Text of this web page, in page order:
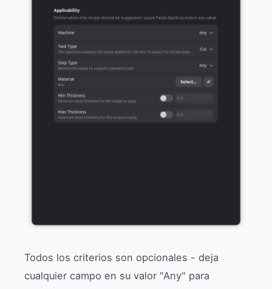
Todos los criterios son opcionales - deja
cualquier campo en su valor "Any" para